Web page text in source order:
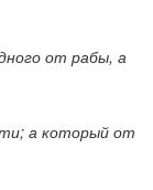
от рабы, а
а который от